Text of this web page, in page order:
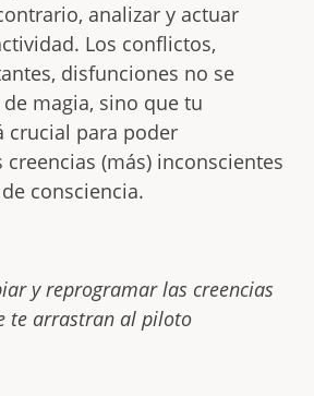
analizar y actuar
Los conflictos,
disfunciones no se
magia, sino que tu
crucial para poder
(más) inconscientes
consciencia.
y reprogramar las creencias
te arrastran al piloto